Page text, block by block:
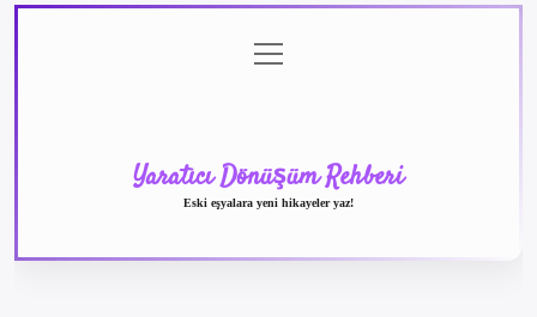
menüyü
aç
Yaratıcı Dönüşüm Rehberi
Eski eşyalara yeni hikayeler yaz!